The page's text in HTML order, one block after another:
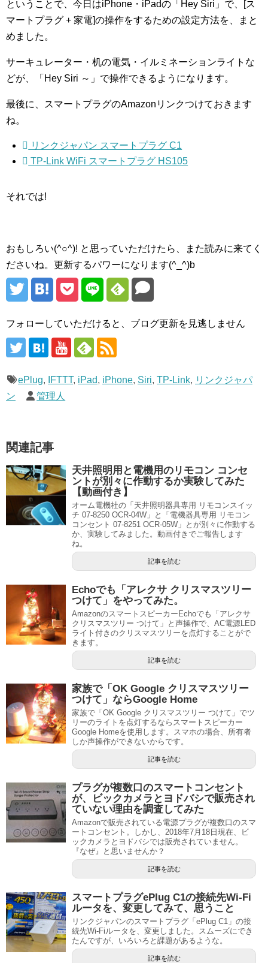
ということで、今日はiPhone・iPadの「Hey Siri」で、[ス
マートプラグ + 家電]の操作をするための設定方法を、まと
めました。
サーキュレーター・机の電気・イルミネーションライトな
どが、「Hey Siri ～」で操作できるようになります。
最後に、スマートプラグのAmazonリンクつけておきます
ね。
リンクジャパン スマートプラグ C1
TP-Link WiFi スマートプラグ HS105
それでは!
おもしろい(^○^)! と思っていただけたら、また読みに来てく
ださいね。更新するパワーになります(^_^)b
フォローしていただけると、ブログ更新を見逃しません
ePlug, IFTTT, iPad, iPhone, Siri, TP-Link, リンクジャパ
ン
管理人
関連記事
天井照明用と電機用のリモコン コンセ
ントが別々に作動するか実験してみた
【動画付き】
オーム電機社の「天井照明器具専用 リモコンスイッ
チ 07-8250 OCR-04W」と「電機器具専用 リモコン
コンセント 07-8251 OCR-05W」とが別々に作動する
か、実験してみました。動画付きでご報告します
ね。
記事を読む
Echoでも「アレクサ クリスマスツリー
つけて」をやってみた。
AmazonのスマートスピーカーEchoでも「アレクサ
クリスマスツリー つけて」と声操作で、AC電源LED
ライト付きのクリスマスツリーを点灯することがで
きます。
記事を読む
家族で「OK Google クリスマスツリー
つけて」ならGoogle Home
家族で「OK Google クリスマスツリー つけて」でツ
リーのライトを点灯するならスマートスピーカー
Google Homeを使用します。スマホの場合、所有者
しか声操作ができないからです。
記事を読む
プラグが複数口のスマートコンセント
が、ビックカメラとヨドバシで販売され
ていない理由を調査してみた
Amazonで販売されている電源プラグが複数口のスマ
ートコンセント。しかし、2018年7月18日現在、ビ
ックカメラとヨドバシでは販売されていません。
『なぜ』と思いませんか？
記事を読む
スマートプラグePlug C1の接続先Wi-Fi
ルータを、変更してみて、思うこと
リンクジャパンのスマートプラグ「ePlug C1」の接
続先Wi-Fiルータを、変更しました。スムーズにでき
たんですが、いろいろと課題があるような。
記事を読む